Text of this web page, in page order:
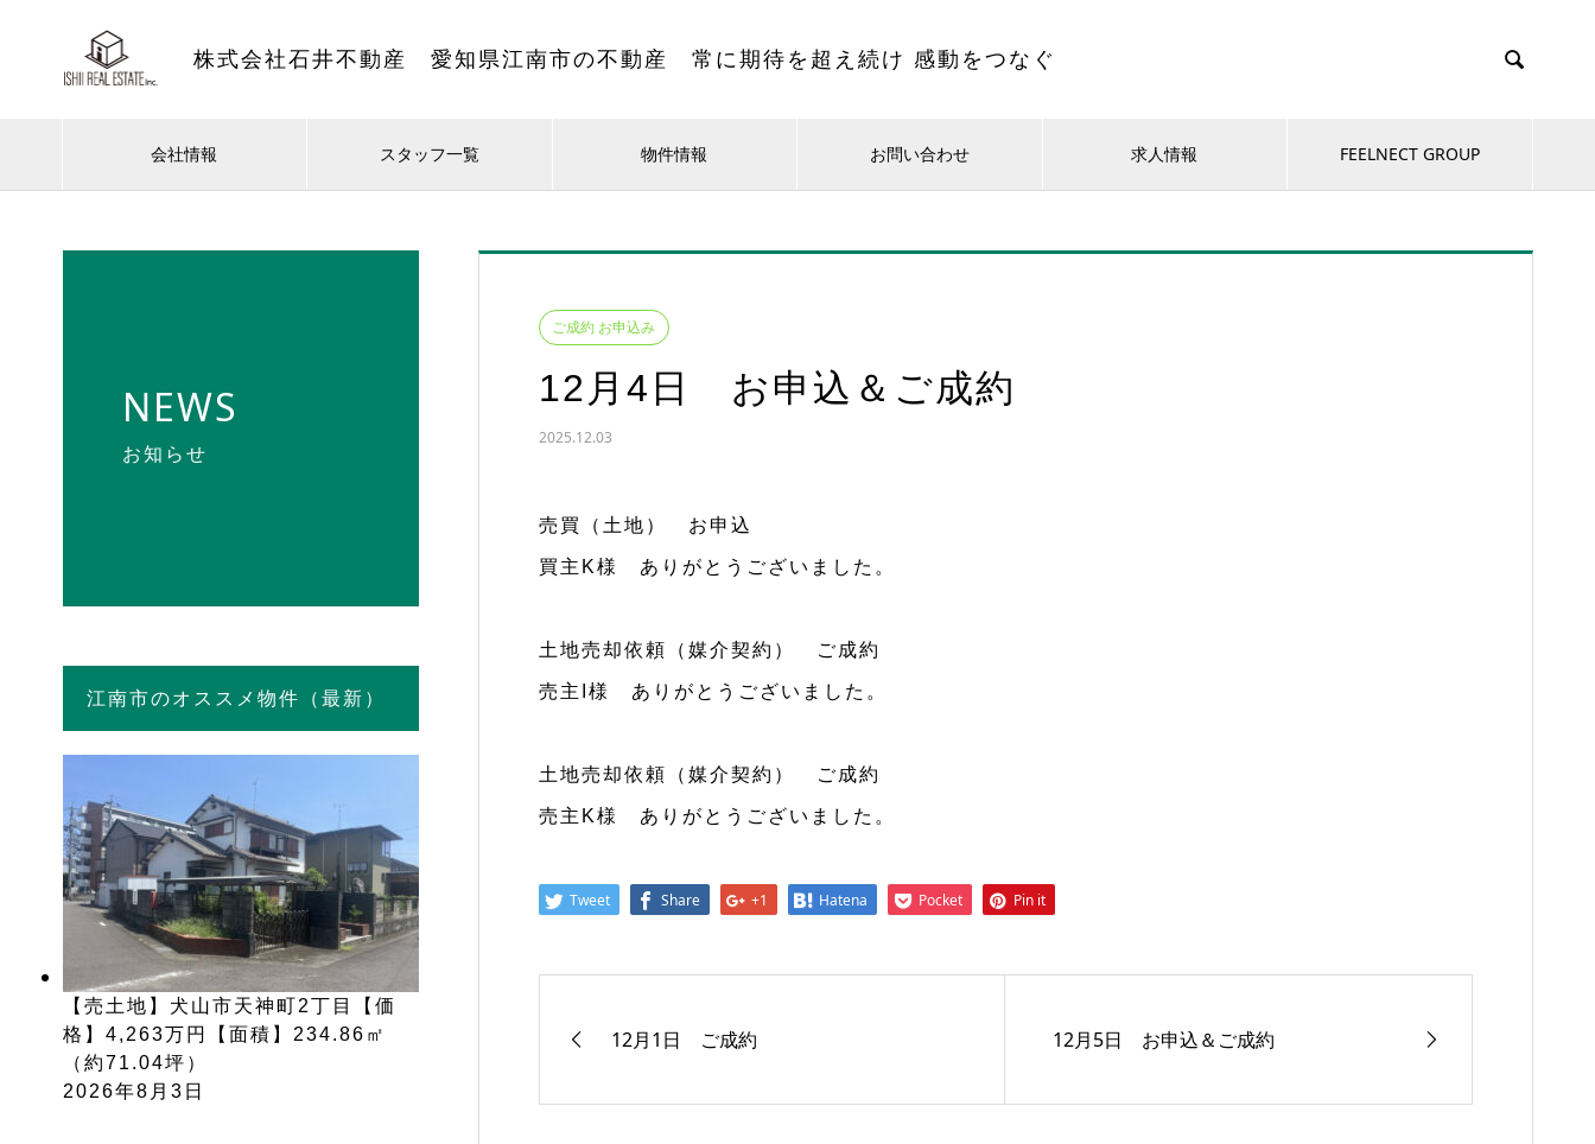
株式会社石井不動産 愛知県江南市の不動産 常に期待を超え続け 感動をつなぐ 
会社情報 スタッフ一覧 物件情報 お問い合わせ 求人情報 FEELNECT GROUP
NEWS
お知らせ
ご成約 お申込み
12月4日 お申込＆ご成約
2025.12.03
売買（土地） お申込
買主K様 ありがとうございました。
土地売却依頼（媒介契約） ご成約
売主I様 ありがとうございました。
土地売却依頼（媒介契約） ご成約
売主K様 ありがとうございました。
Tweet Share +1 Hatena Pocket Pin it
12月1日 ご成約 12月5日 お申込＆ご成約
江南市のオススメ物件（最新）
【売土地】犬山市天神町2丁目【価
格】4,263万円【面積】234.86㎡
（約71.04坪）
2026年8月3日